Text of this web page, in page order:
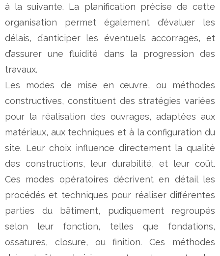
à la suivante. La planification précise de cette
organisation permet également d’évaluer les
délais, d’anticiper les éventuels accorrages, et
d’assurer une fluidité dans la progression des
travaux.
Les modes de mise en œuvre, ou méthodes
constructives, constituent des stratégies variées
pour la réalisation des ouvrages, adaptées aux
matériaux, aux techniques et à la configuration du
site. Leur choix influence directement la qualité
des constructions, leur durabilité, et leur coût.
Ces modes opératoires décrivent en détail les
procédés et techniques pour réaliser différentes
parties du bâtiment, pudiquement regroupés
selon leur fonction, telles que fondations,
ossatures, closure, ou finition. Ces méthodes